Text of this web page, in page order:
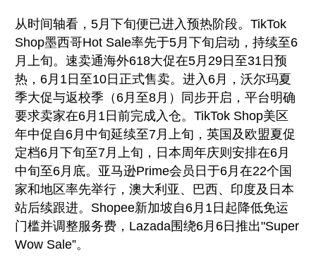
从时间轴看，5月下旬便已进入预热阶段。TikTok
Shop墨西哥Hot Sale率先于5月下旬启动，持续至6
月上旬。速卖通海外618大促在5月29日至31日预
热，6月1日至10日正式售卖。进入6月，沃尔玛夏
季大促与返校季（6月至8月）同步开启，平台明确
要求卖家在6月1日前完成入仓。TikTok Shop美区
年中促自6月中旬延续至7月上旬，英国及欧盟夏促
定档6月下旬至7月上旬，日本周年庆则安排在6月
中旬至6月底。亚马逊Prime会员日于6月在22个国
家和地区率先举行，澳大利亚、巴西、印度及日本
站后续跟进。Shopee新加坡自6月1日起降低免运
门槛并调整服务费，Lazada围绕6月6日推出"Super
Wow Sale”。